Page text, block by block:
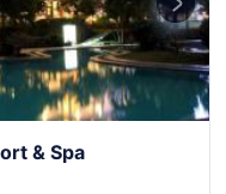
& Spa